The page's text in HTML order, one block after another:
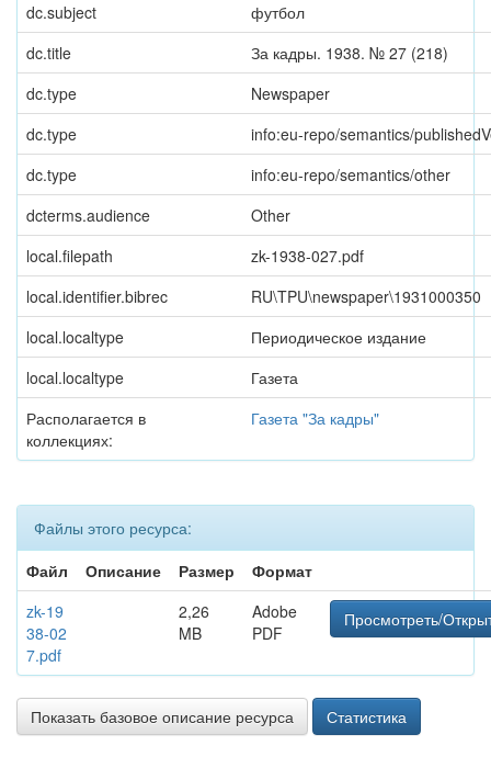
dc.subject
футбол
dc.title
За кадры. 1938. № 27 (218)
dc.type
Newspaper
dc.type
info:eu-repo/semantics/
dc.type
info:eu-repo/semantics/other
dcterms.audience
Other
local.filepath
zk-1938-027.pdf
local.identifier.bibrec
RU\TPU\newspaper\1931000350
local.localtype
Периодическое издание
local.localtype
Газета
Располагается в
коллекциях:
Газета "За кадры"
Файлы этого ресурса:
Файл
Описание Размер
Формат
zk-19
38-02
7.pdf
2,26
MB
Adobe
PDF
Просмотреть/
Показать базовое описание ресурса Статистика